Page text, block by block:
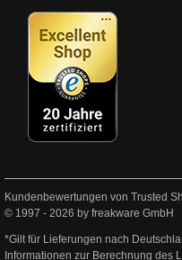
Kundenbewertungen von Trusted
© 1997 - 2026 by freakware GmbH
*Gilt für Lieferungen nach
Informationen zur Berechnung des